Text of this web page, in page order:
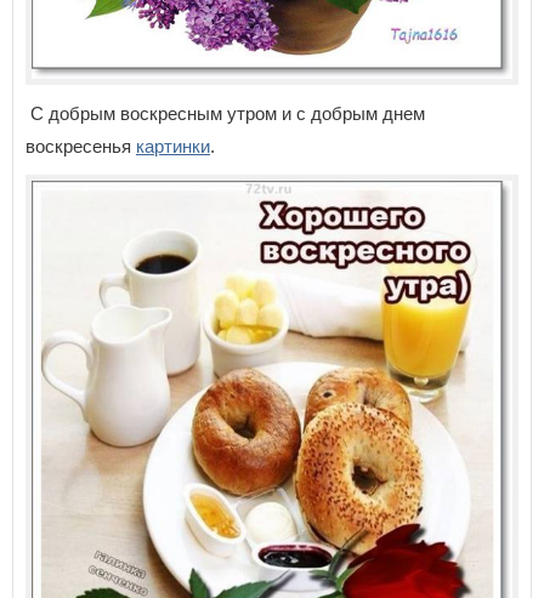
С добрым воскресным утром и с добрым днем
воскресенья картинки.